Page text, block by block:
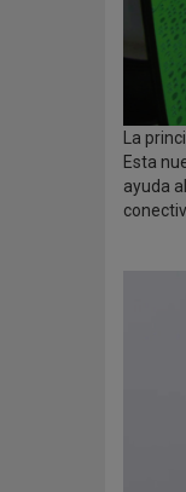
La
Esta
ayuda